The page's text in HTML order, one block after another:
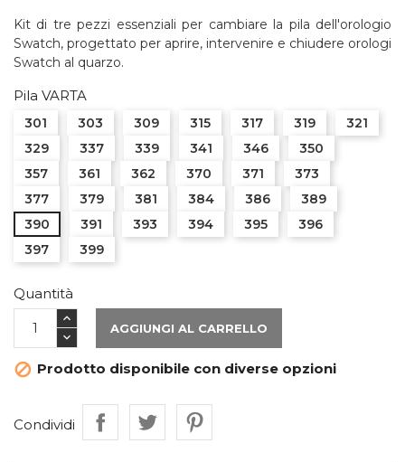
Kit di tre pezzi essenziali per cambiare la pila dell'orologio
Swatch, progettato per aprire, intervenire e chiudere orologi
Swatch al quarzo.
Pila VARTA
301 303 309 315 317 319
321
329
337 339 341 346
350
357
361 362 370 371
373
377
379 381 384 386
389
390
391 393 394 395
396
397
399
Quantità
AGGIUNGI AL CARRELLO
 Prodotto disponibile con diverse opzioni
Condividi